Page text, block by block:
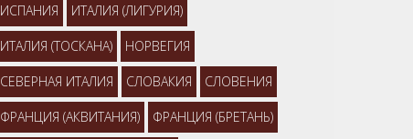
ИСПАНИЯ ИТАЛИЯ (ЛИГУРИЯ)
ИТАЛИЯ (ТОСКАНА) НОРВЕГИЯ
СЕВЕРНАЯ ИТАЛИЯ СЛОВАКИЯ СЛОВЕНИЯ
ФРАНЦИЯ (АКВИТАНИЯ) ФРАНЦИЯ (БРЕТАНЬ)